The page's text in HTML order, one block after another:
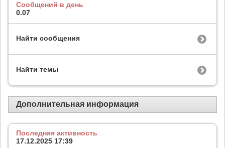
Сообщений в день
0.07
Найти сообщения
Найти темы
Дополнительная информация
Последняя активность
17.12.2025 17:39